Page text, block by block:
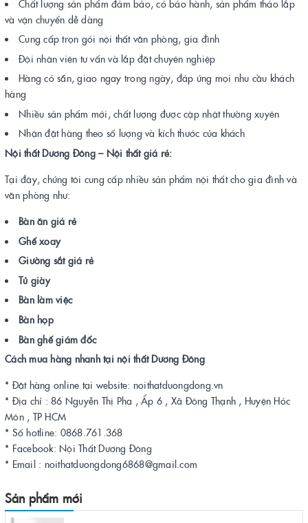
Chất lượng sản phẩm đảm bảo, có bảo hành, sản phẩm tháo lắp
và vận chuyển dễ dàng
Cung cấp trọn gói nội thất văn phòng, gia đình
Đội nhân viên tư vấn và lắp đặt chuyên nghiệp
Hàng có sẵn, giao ngay trong ngày, đáp ứng mọi nhu cầu khách
hàng
Nhiều sản phẩm mới, chất lượng được cập nhật thường xuyên
Nhận đặt hàng theo số lượng và kích thước của khách
Nội thất Dương Đông – Nội thất giá rẻ:
Tại đây, chúng tôi cung cấp nhiều sản phẩm nội thất cho gia đình và
văn phòng như:
Bàn ăn giá rẻ
Ghế xoay
Giường sắt giá rẻ
Tủ giày
Bàn làm việc
Bàn họp
Bàn ghế giám đốc
Cách mua hàng nhanh tại nội thất Dương Đông
* Đặt hàng online tại website: noithatduongdong.vn
* Địa chỉ : 86 Nguyễn Thị Pha , Ấp 6 , Xã Đông Thạnh , Huyện Hóc
Môn , TP HCM
* Số hotline: 0868.761.368
* Facebook: Nội Thất Dương Đông
* Email : noithatduongdong6868@gmail.com
Sản phẩm mới